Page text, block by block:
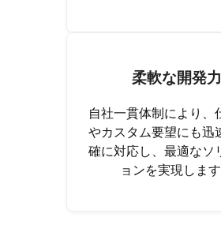
柔軟な開発力
自社一貫体制により、
やカスタム要望にも迅
確に対応し、最適なソ
ョンを実現します